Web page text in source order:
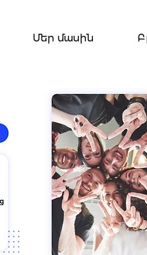
Մեր մասին